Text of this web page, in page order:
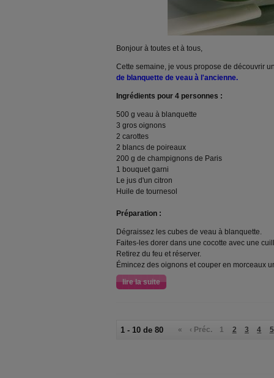
Bonjour à toutes et à tous,
Cette semaine, je vous propose de découvrir
de blanquette de veau à l'ancienne.
Ingrédients pour 4 personnes :
500 g veau à blanquette
3 gros oignons
2 carottes
2 blancs de poireaux
200 g de champignons de Paris
1 bouquet garni
Le jus d'un citron
Huile de tournesol
Préparation :
Dégraissez les cubes de veau à blanquette.
Faites-les dorer dans une cocotte avec une
Retirez du feu et réserver.
Émincez des oignons et couper en morceaux
lire la suite
1 - 10 de 80 « ‹ Préc. 1 2 3 4 5